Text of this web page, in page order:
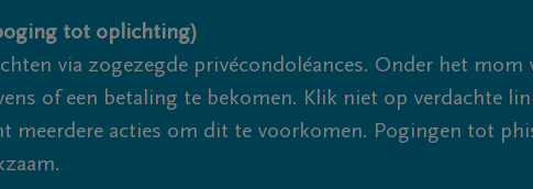
tot oplichting)
via zogezegde privécondoléances. Onder het mom
of een betaling te bekomen. Klik niet op verdachte
meerdere acties om dit te voorkomen. Pogingen tot